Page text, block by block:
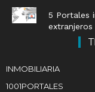
5 Portales
extranjeros
INMOBILIARIA
1001PORTALES